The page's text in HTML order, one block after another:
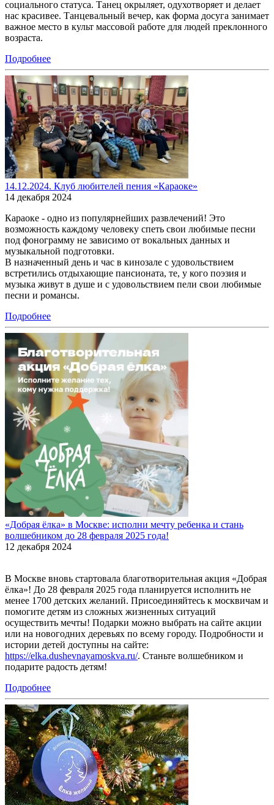
социального статуса. Танец окрыляет, одухотворяет и делает
нас красивее. Танцевальный вечер, как форма досуга занимает
важное место в культ массовой работе для людей преклонного
возраста.
Подробнее
14.12.2024. Клуб любителей пения «Караоке»
14 декабря 2024
Караоке - одно из популярнейших развлечений! Это
возможность каждому человеку спеть свои любимые песни
под фонограмму не зависимо от вокальных данных и
музыкальной подготовки.
В назначенный день и час в кинозале с удовольствием
встретились отдыхающие пансионата, те, у кого поэзия и
музыка живут в душе и с удовольствием пели свои любимые
песни и романсы.
Подробнее
«Добрая ёлка» в Москве: исполни мечту ребенка и стань
волшебником до 28 февраля 2025 года!
12 декабря 2024
В Москве вновь стартовала благотворительная акция «Добрая
ёлка»! До 28 февраля 2025 года планируется исполнить не
менее 1700 детских желаний. Присоединяйтесь к москвичам и
помогите детям из сложных жизненных ситуаций
осуществить мечты! Подарки можно выбрать на сайте акции
или на новогодних деревьях по всему городу. Подробности и
истории детей доступны на сайте:
https://elka.dushevnayamoskva.ru/. Станьте волшебником и
подарите радость детям!
Подробнее